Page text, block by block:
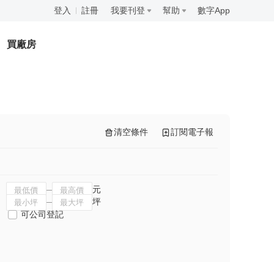
登入 註冊 我要刊登 幫助 數字App
買廠房
清空條件 訂閱電子報
元
坪
可公司登記